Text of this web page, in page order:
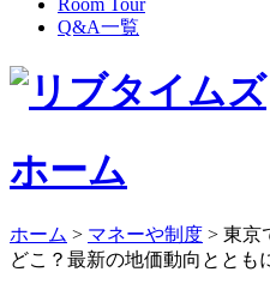
Q&A一覧
ホーム
ホーム > マネーや制度 > 東京
どこ？最新の地価動向ととも